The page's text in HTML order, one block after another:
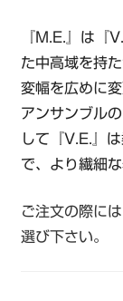
『M.E.』は『
た中高域を持
変幅を広めに
アンサンブル
して『V.E.』
で、より繊細
ご注文の際に
選び下さい。